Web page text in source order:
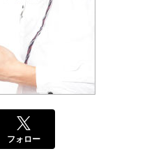
フォロー